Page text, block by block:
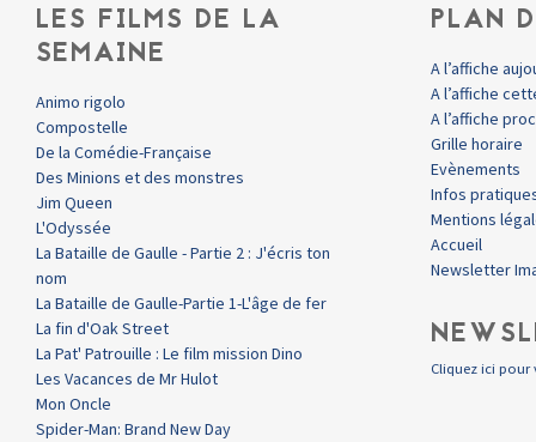
LES FILMS DE LA
SEMAINE
Animo rigolo
Compostelle
De la Comédie-Française
Des Minions et des monstres
Jim Queen
L'Odyssée
La Bataille de Gaulle - Partie 2 : J'écris ton
nom
La Bataille de Gaulle-Partie 1-L'âge de fer
La fin d'Oak Street
La Pat' Patrouille : Le film mission Dino
Les Vacances de Mr Hulot
Mon Oncle
Spider-Man: Brand New Day
PLAN
A l’affiche
A l’affiche
A l’affiche
Grille horaire
Evènements
Infos
Mentions
Accueil
Newsletter
Cliquez ici pour